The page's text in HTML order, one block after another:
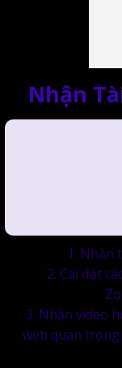
Nhận
1. Nhận
2. Cài đặt
3. Nhận video
web quan